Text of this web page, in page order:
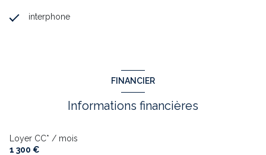
interphone
FINANCIER
Informations financières
Loyer CC* / mois
1 300 €